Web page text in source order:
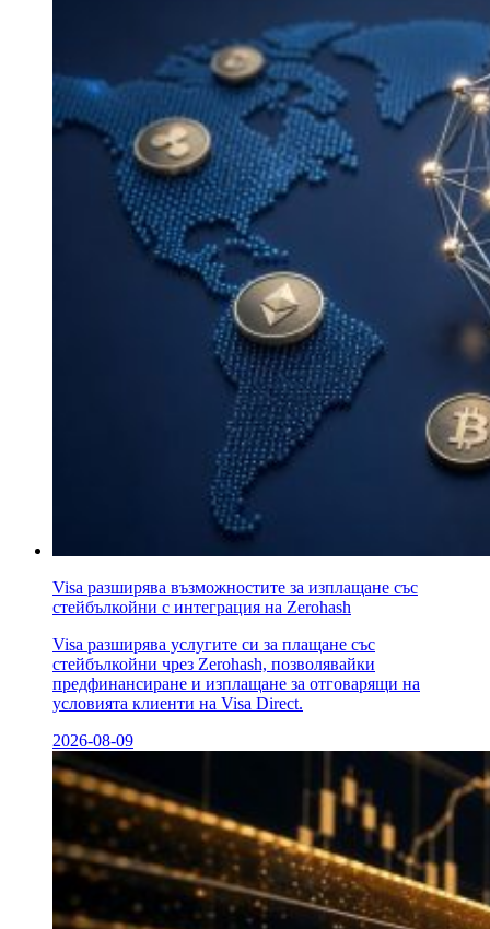
Visa разширява възможностите за изплащане със
стейбълкойни с интеграция на Zerohash
Visa разширява услугите си за плащане със
стейбълкойни чрез Zerohash, позволявайки
предфинансиране и изплащане за отговарящи на
условията клиенти на Visa Direct.
2026-08-09